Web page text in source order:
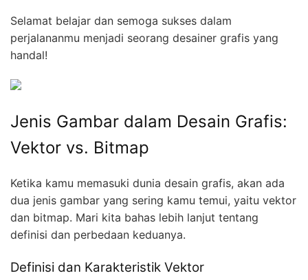
Selamat belajar dan semoga sukses dalam
perjalananmu menjadi seorang desainer grafis yang
handal!
Jenis Gambar dalam Desain Grafis:
Vektor vs. Bitmap
Ketika kamu memasuki dunia desain grafis, akan ada
dua jenis gambar yang sering kamu temui, yaitu vektor
dan bitmap. Mari kita bahas lebih lanjut tentang
definisi dan perbedaan keduanya.
Definisi dan Karakteristik Vektor